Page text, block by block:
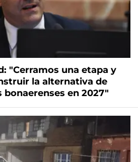
"Cerramos una etapa y
la alternativa de
en 2027"